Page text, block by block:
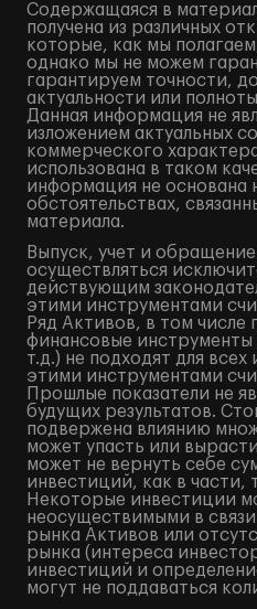
Содержащаяся в
получена из различных
которые, как мы
однако мы не можем
гарантируем точности,
актуальности или
Данная информация не
изложением актуальных
коммерческого
использована в таком
информация не основана
обстоятельствах,
материала.
Выпуск, учет и
осуществляться
действующим
этими инструментами
Ряд Активов, в том числе
финансовые
т.д.) не подходят для
этими инструментами
Прошлые показатели не
будущих результатов.
подвержена влиянию
может упасть или
может не вернуть себе
инвестиций, как в части,
Некоторые инвестиции
неосуществимыми в
рынка Активов или
рынка (интереса
инвестиций и
могут не поддаваться